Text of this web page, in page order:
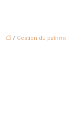
/ Gestion du